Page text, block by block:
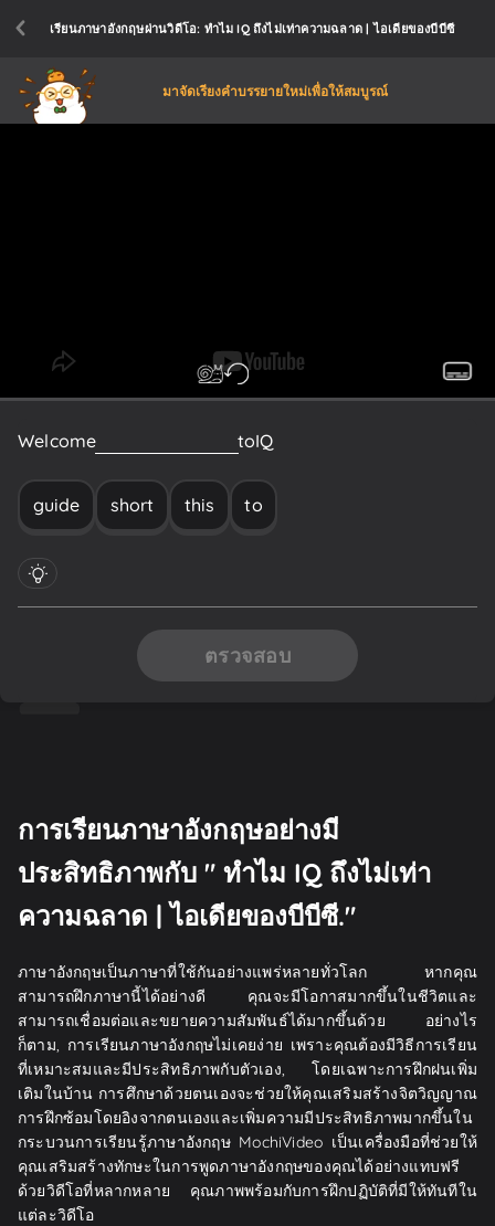
เรียนภาษาอังกฤษผ่านวิดีโอ: ทำไม IQ ถึงไม่เท่าความฉลาด | ไอเดียของบีบีซี
มาจัดเรียงคำบรรยายใหม่เพื่อให้สมบูรณ์
Welcome toIQ
guide short this to
ตรวจสอบ
การเรียนภาษาอังกฤษอย่างมี
ประสิทธิภาพกับ " ทำไม IQ ถึงไม่เท่า
ความฉลาด | ไอเดียของบีบีซี."
ภาษาอังกฤษเป็นภาษาที่ใช้กันอย่างแพร่หลายทั่วโลก หากคุณ
สามารถฝึกภาษานี้ได้อย่างดี คุณจะมีโอกาสมากขึ้นในชีวิตและ
สามารถเชื่อมต่อและขยายความสัมพันธ์ได้มากขึ้นด้วย อย่างไร
ก็ตาม, การเรียนภาษาอังกฤษไม่เคยง่าย เพราะคุณต้องมีวิธีการเรียน
ที่เหมาะสมและมีประสิทธิภาพกับตัวเอง, โดยเฉพาะการฝึกฝนเพิ่ม
เติมในบ้าน การศึกษาด้วยตนเองจะช่วยให้คุณเสริมสร้างจิตวิญญาณ
การฝึกซ้อมโดยอิงจากตนเองและเพิ่มความมีประสิทธิภาพมากขึ้นใน
กระบวนการเรียนรู้ภาษาอังกฤษ MochiVideo เป็นเครื่องมือที่ช่วยให้
คุณเสริมสร้างทักษะในการพูดภาษาอังกฤษของคุณได้อย่างแทบฟรี
ด้วยวิดีโอที่หลากหลาย คุณภาพพร้อมกับการฝึกปฏิบัติที่มีให้ทันทีใน
แต่ละวิดีโอ